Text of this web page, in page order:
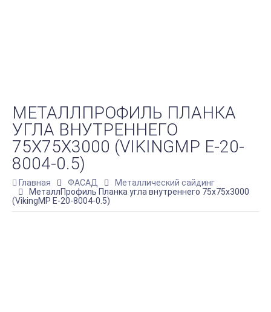
МЕТАЛЛПРОФИЛЬ ПЛАНКА
УГЛА ВНУТРЕННЕГО
75Х75Х3000 (VIKINGMP E-20-
8004-0.5)
Главная ФАСАД
Металлический сайдинг
МеталлПрофиль Планка угла внутреннего 75х75х3000
(VikingMP E-20-8004-0.5)